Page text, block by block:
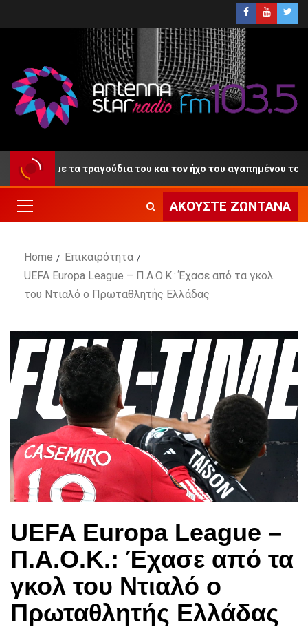
με τα τραγούδια του και τον ήχο του αγαπημένου του
ΑΚΟΎΣΤΕ ΖΩΝΤΑΝΆ
Home
Επικαιρότητα
UEFA Europa League – Π.Α.Ο.Κ.: Έχασε από τα γκολ
του Ντιαλό ο Πρωταθλητής Ελλάδας
UEFA Europa League –
Π.Α.Ο.Κ.: Έχασε από τα
γκολ του Ντιαλό ο
Πρωταθλητής Ελλάδας